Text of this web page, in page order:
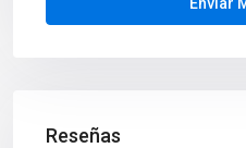
Reseñas